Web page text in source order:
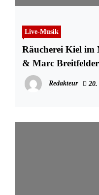
Live-Musik
Räucherei Kiel im
& Marc
Redakteur 20.